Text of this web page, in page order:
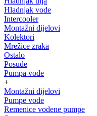
Hladnjak vode
Intercooler
Montažni dijelovi
Kolektori
Mrežice zraka
Ostalo
Posude
Pumpa vode
+
Montažni dijelovi
Pumpe vode
Remenice vodene pumpe